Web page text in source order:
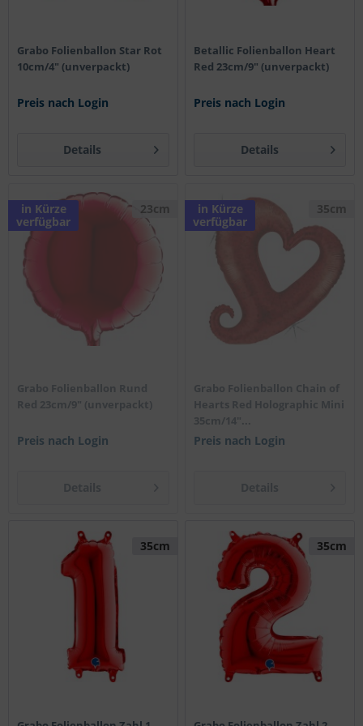
Grabo Folienballon Star Rot
10cm/4" (unverpackt)
Preis nach Login
Details
Betallic Folienballon Heart
Red 23cm/9" (unverpackt)
Preis nach Login
Details
in Kürze
verfügbar
23cm
Grabo Folienballon Rund
Red 23cm/9" (unverpackt)
Preis nach Login
in Kürze
verfügbar
35cm
Grabo Folienballon Chain of
Hearts Red Holographic Mini
35cm/14"...
Preis nach Login
35cm 35cm